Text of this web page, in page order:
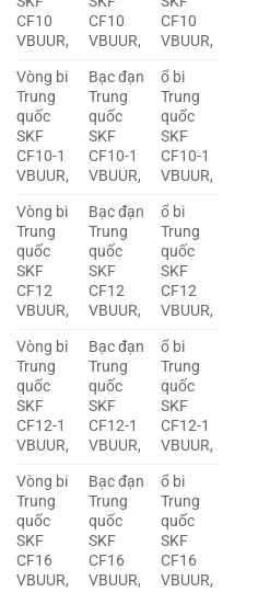
CF10
VBUUR,
CF10
VBUUR,
CF10
VBUUR,
Vòng bi
Trung
quốc
SKF
CF10-1
VBUUR,
Bạc đạn
Trung
quốc
SKF
CF10-1
VBUUR,
ổ bi
Trung
quốc
SKF
CF10-1
VBUUR,
Vòng bi
Trung
quốc
SKF
CF12
VBUUR,
Bạc đạn
Trung
quốc
SKF
CF12
VBUUR,
ổ bi
Trung
quốc
SKF
CF12
VBUUR,
Vòng bi
Trung
quốc
SKF
CF12-1
VBUUR,
Bạc đạn
Trung
quốc
SKF
CF12-1
VBUUR,
ổ bi
Trung
quốc
SKF
CF12-1
VBUUR,
Vòng bi
Trung
quốc
SKF
CF16
VBUUR,
Bạc đạn
Trung
quốc
SKF
CF16
VBUUR,
ổ bi
Trung
quốc
SKF
CF16
VBUUR,